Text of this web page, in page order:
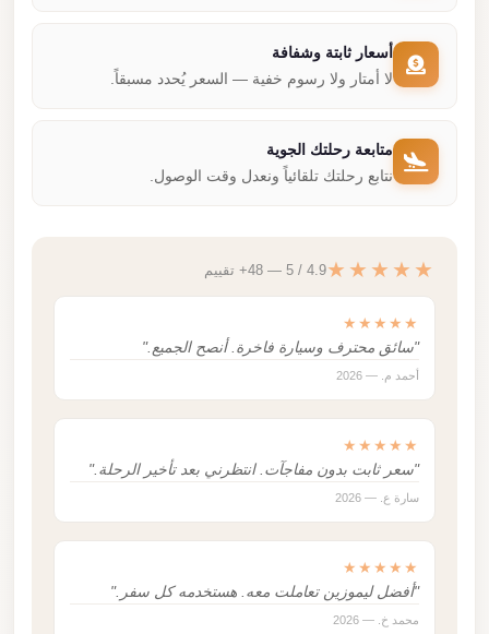
أسعار ثابتة وشفافة
لا أمتار ولا رسوم خفية — السعر يُحدد مسبقاً.
متابعة رحلتك الجوية
نتابع رحلتك تلقائياً ونعدل وقت الوصول.
★★★★★4.9 / 5 — 48+ تقييم
★★★★★
"سائق محترف وسيارة فاخرة. أنصح الجميع."
أحمد م. — 2026
★★★★★
"سعر ثابت بدون مفاجآت. انتظرني بعد تأخير الرحلة."
سارة ع. — 2026
★★★★★
"أفضل ليموزين تعاملت معه. هستخدمه كل سفر."
محمد خ. — 2026